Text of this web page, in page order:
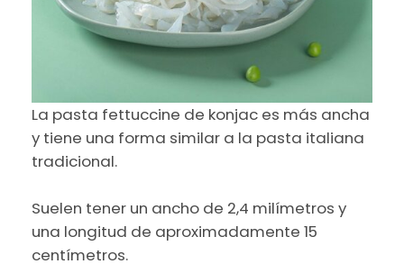
La pasta fettuccine de konjac es más ancha
y tiene una forma similar a la pasta italiana
tradicional.
Suelen tener un ancho de 2,4 milímetros y
una longitud de aproximadamente 15
centímetros.